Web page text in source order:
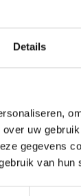
Details
uw
gegevens
van hun